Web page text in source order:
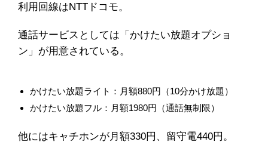
利用回線はNTTドコモ。
通話サービスとしては「かけたい放題オプショ
ン」が用意されている。
かけたい放題ライト：月額880円（10分かけ放題）
かけたい放題フル：月額1980円（通話無制限）
他にはキャチホンが月額330円、留守電440円。